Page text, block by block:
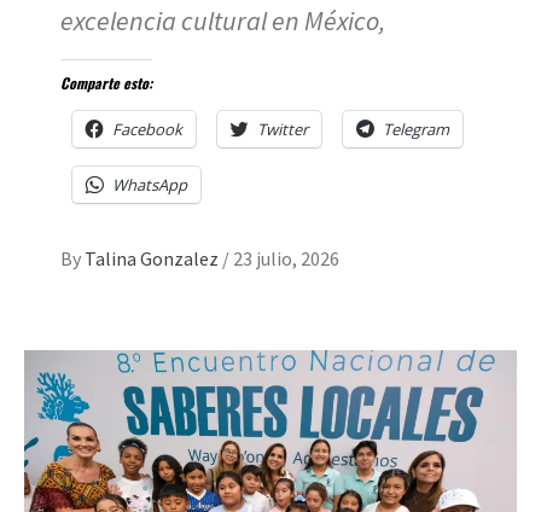
excelencia cultural en México,
Comparte esto:
Facebook Twitter Telegram
WhatsApp
By Talina Gonzalez / 23 julio, 2026